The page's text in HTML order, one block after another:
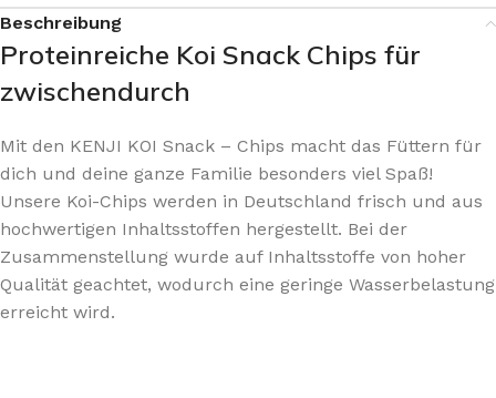
Beschreibung
Proteinreiche Koi Snack Chips für
zwischendurch
Mit den KENJI KOI Snack – Chips macht das Füttern für
dich und deine ganze Familie besonders viel Spaß!
Unsere Koi-Chips werden in Deutschland frisch und aus
hochwertigen Inhaltsstoffen hergestellt. Bei der
Zusammenstellung wurde auf Inhaltsstoffe von hoher
Qualität geachtet, wodurch eine geringe Wasserbelastung
erreicht wird.